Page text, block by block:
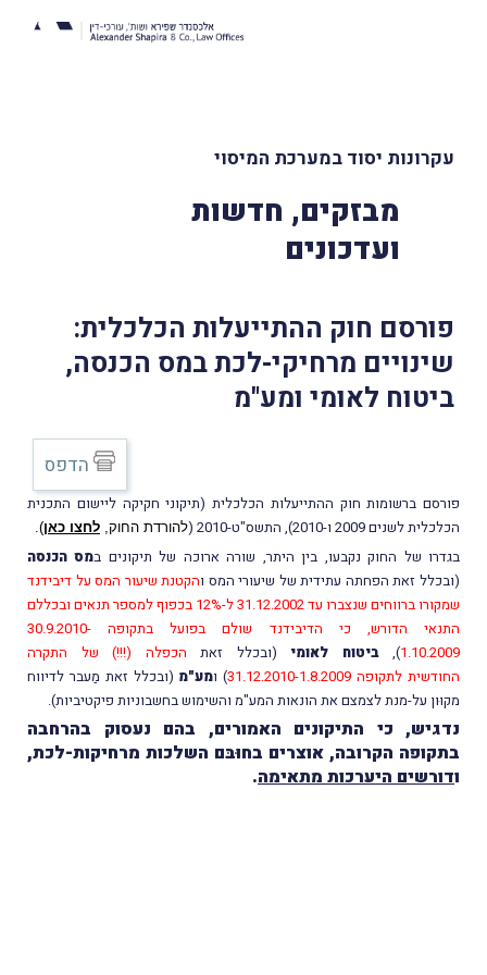
עקרונות יסוד במערכת המיסוי
מבזקים, חדשות
ועדכונים
פורסם חוק ההתייעלות הכלכלית:
שינויים מרחיקי-לכת במס הכנסה,
ביטוח לאומי ומע"מ
פורסם ברשומות חוק ההתייעלות הכלכלית (תיקוני חקיקה ליישום התכנית
הכלכלית לשנים 2009 ו-2010), התשס"ט-2010 (
להורדת החוק, לחצו כאן).
בגדרו של החוק נקבעו, בין היתר, שורה ארוכה של תיקונים במס הכנסה
(ובכלל זאת הפחתה עתידית של שיעורי המס והקטנת שיעור המס על דיבידנד
שמקורו ברווחים שנצברו עד 31.12.2002 ל-12% בכפוף למספר תנאים ובכללם
התנאי הדורש, כי הדיבידנד שולם בפועל בתקופה 30.9.2010-
1.10.2009
),ביטוח לאומי (ובכלל זאת הכפלה (!!!) של התקרה
החודשית לתקופה 31.12.2010-1.8.2009
) ומע"מ (ובכלל זאת מַעבר לדיווח
מקוּון על-מנת לצמצם את הונאות המע"מ והשימוש בחשבוניות פיקטיביות).
נדגיש, כי התיקונים האמורים, בהם נעסוק בהרחבה
בתקופה הקרובה, אוצרים בחוּבּם השלכות מרחיקות-לכת,
ודורשים היערכות מתאימה.